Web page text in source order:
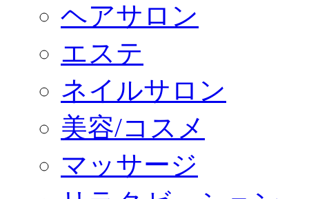
ヘアサロン
エステ
ネイルサロン
美容/コスメ
マッサージ